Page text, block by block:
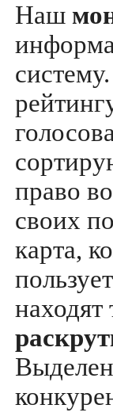
Наш
систему.
право
своих
карта,